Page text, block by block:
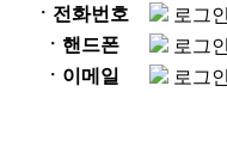
ㆍ전화번호
로그
ㆍ핸드폰
로그
ㆍ이메일
로그